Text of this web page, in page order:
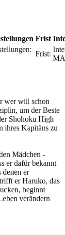
Frist
Frist:
wer will schon
um der Beste
Shohoku High
ihres Kapitäns zu
Mädchen -
er dafür bekannt
denen er
er Haruko, das
beginnt
verändern